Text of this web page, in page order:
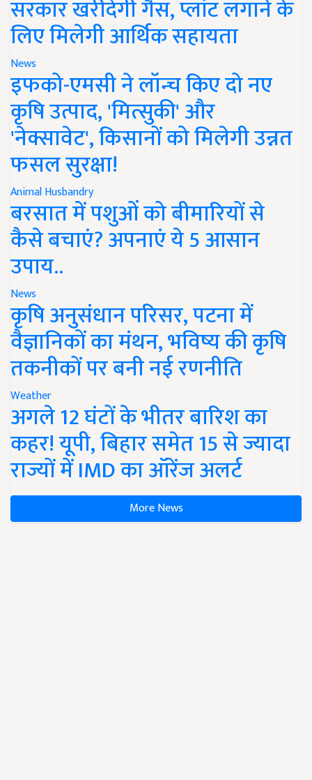
सरकार खरीदेगी गैस, प्लांट लगाने के
लिए मिलेगी आर्थिक सहायता
News
इफको-एमसी ने लॉन्च किए दो नए
कृषि उत्पाद, 'मित्सुकी' और
'नेक्सावेट', किसानों को मिलेगी उन्नत
फसल सुरक्षा!
Animal Husbandry
बरसात में पशुओं को बीमारियों से
कैसे बचाएं? अपनाएं ये 5 आसान
उपाय..
News
कृषि अनुसंधान परिसर, पटना में
वैज्ञानिकों का मंथन, भविष्य की कृषि
तकनीकों पर बनी नई रणनीति
Weather
अगले 12 घंटों के भीतर बारिश का
कहर! यूपी, बिहार समेत 15 से ज्यादा
राज्यों में IMD का ऑरेंज अलर्ट
More News